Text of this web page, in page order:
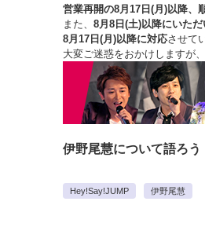
営業再開の8月17日(月)以降、
また、 8月8日(土)以降にいただ
8月17日(月)以降に対応させて
大変ご迷惑をおかけしますが、
伊野尾慧について語ろう
Hey!Say!JUMP 伊野尾慧